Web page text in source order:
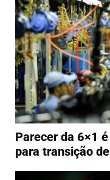
Parecer da 6×1
para transição